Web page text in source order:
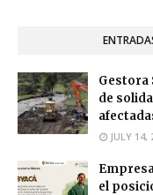
Gestora
de
JULY 14,
el